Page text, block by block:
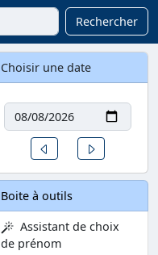
Rechercher
Choisir une date
Date
Un jour avant
Boite à outils
Assistant de choix
de prénom